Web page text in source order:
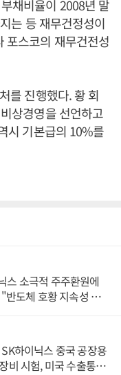
채비율이 2008년 말
는 등 재무건정성이
포스코의 재무건전성
를 진행했다. 황 회
상경영을 선언하고
시 기본급의 10%를
스 소극적 주주환원에
반도체 호황 지속성 의
하이닉스 중국 공장용
비 시험, 미국 수출통제